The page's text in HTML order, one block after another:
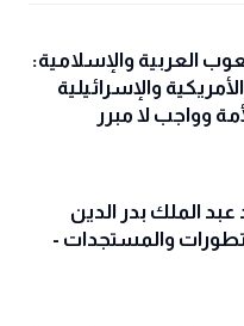
العربية والإسلامية:
والإسرائيلية
وواجب لا مبرر
عبد الملك بدر الدين
والمستجدات -